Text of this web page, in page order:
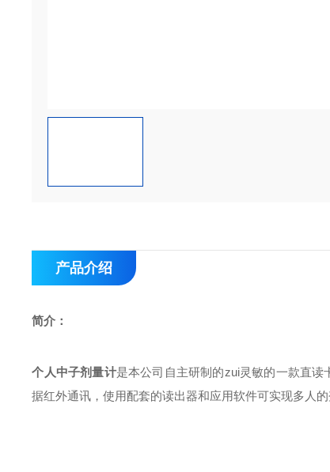
产品介绍
简介：
个人中子剂量计是本公司自主研制的zui灵敏的一款直
据红外通讯，使用配套的读出器和应用软件可实现多人的